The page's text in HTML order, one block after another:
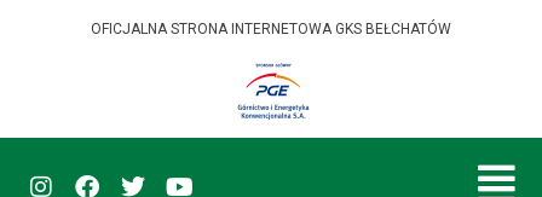
OFICJALNA STRONA INTERNETOWA GKS BEŁCHATÓW